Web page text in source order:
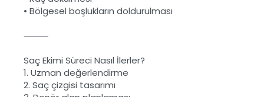
• Bölgesel boşlukların doldurulması
⸻
Saç Ekimi Süreci Nasıl İlerler?
1. Uzman değerlendirme
2. Saç çizgisi tasarımı